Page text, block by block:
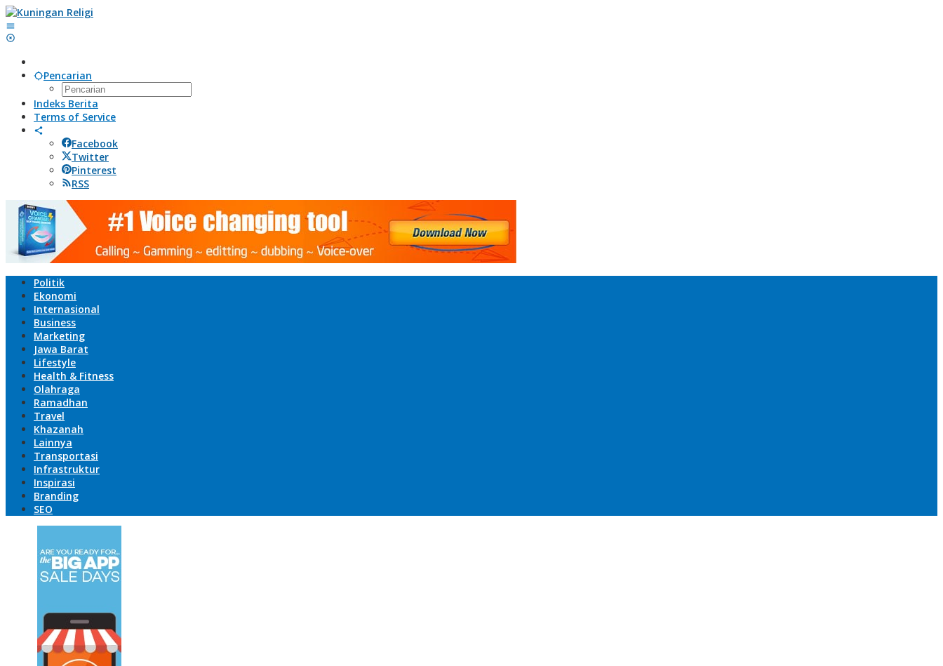
Lewati
ke
konten
Pencarian
Indeks Berita
Terms of Service
Facebook
Twitter
Pinterest
RSS
Politik
Ekonomi
Internasional
Business
Marketing
Jawa Barat
Lifestyle
Health & Fitness
Olahraga
Ramadhan
Travel
Khazanah
Lainnya
Transportasi
Infrastruktur
Inspirasi
Branding
SEO